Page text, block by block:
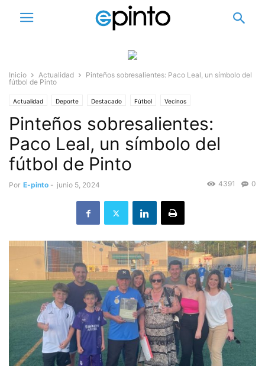
Inicio Actualidad
Pinteños sobresalientes: Paco Leal, un símbolo del
fútbol de Pinto
Actualidad Deporte Destacado Fútbol Vecinos
Pinteños Sobresalientes
Pinteños sobresalientes:
Paco Leal, un símbolo del
fútbol de Pinto
Por E-pinto - junio 5, 2024 0
4391